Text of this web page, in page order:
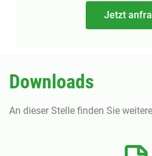
Jetzt
Downloads
An dieser Stelle finden Sie